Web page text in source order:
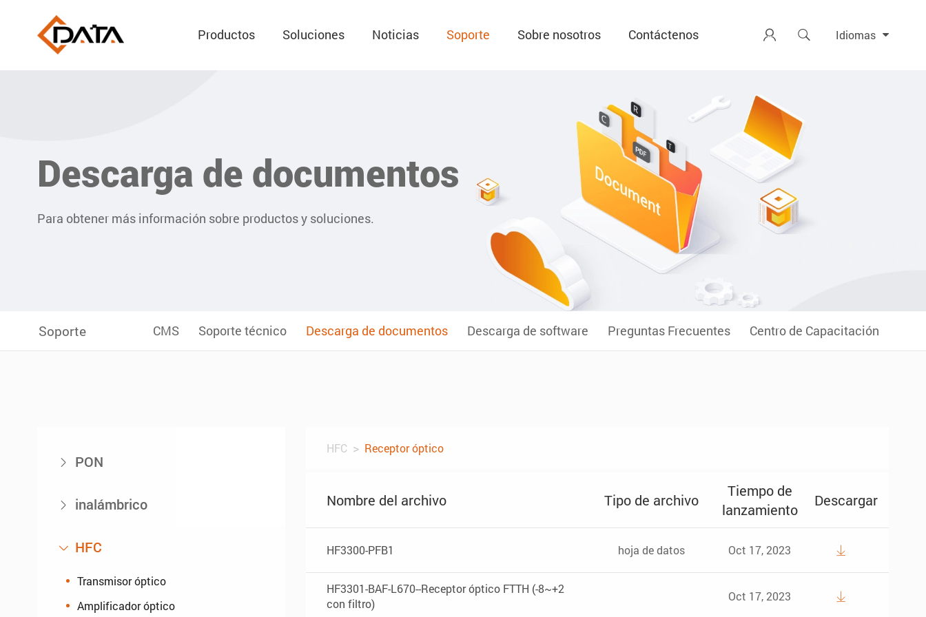
Productos Soluciones Noticias Soporte Sobre nosotros Contáctenos   Idiomas
Descarga de documentos
Para obtener más información sobre productos y soluciones.
Soporte CMS Soporte técnico Descarga de documentos Descarga de software Preguntas Frecuentes Centro de Capacitación
 PON
 inalámbrico
 HFC
Transmisor óptico
Amplificador óptico
HFC Receptor óptico
Nombre del archivo Tipo de archivo
Tiempo de
lanzamiento
Descargar
HF3300-PFB1 hoja de datos Oct 17, 2023 
HF3301-BAF-L670--Receptor óptico FTTH (-8~+2
con filtro)
Oct 17, 2023 